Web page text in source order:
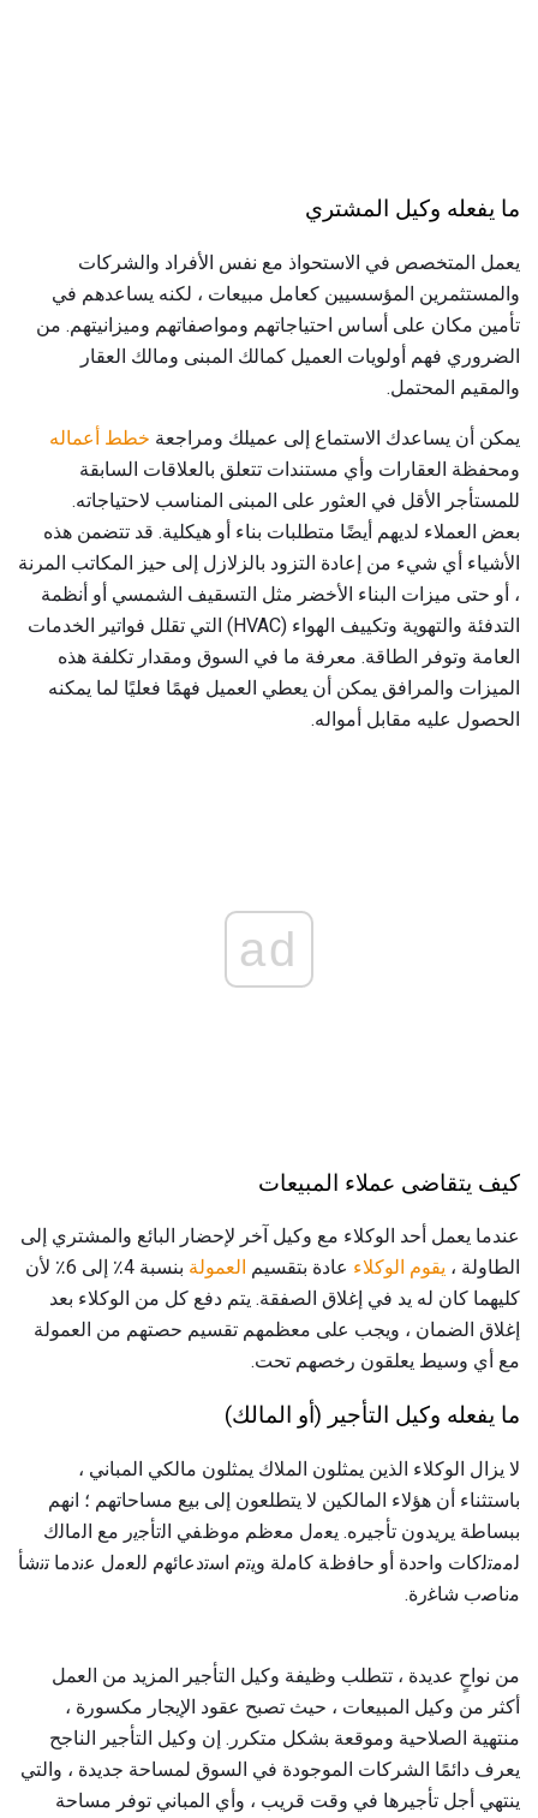
ما يفعله وكيل المشتري
يعمل المتخصص في الاستحواذ مع نفس الأفراد والشركات
والمستثمرين المؤسسيين كعامل مبيعات ، لكنه يساعدهم في
تأمين مكان على أساس احتياجاتهم ومواصفاتهم وميزانيتهم. من
الضروري فهم أولويات العميل كمالك المبنى ومالك العقار
والمقيم المحتمل.
يمكن أن يساعدك الاستماع إلى عميلك ومراجعة خطط أعماله
ومحفظة العقارات وأي مستندات تتعلق بالعلاقات السابقة
للمستأجر الأقل في العثور على المبنى المناسب لاحتياجاته.
بعض العملاء لديهم أيضًا متطلبات بناء أو هيكلية. قد تتضمن هذه
الأشياء أي شيء من إعادة التزود بالزلازل إلى حيز المكاتب المرنة
، أو حتى ميزات البناء الأخضر مثل التسقيف الشمسي أو أنظمة
التدفئة والتهوية وتكييف الهواء (HVAC) التي تقلل فواتير الخدمات
العامة وتوفر الطاقة. معرفة ما في السوق ومقدار تكلفة هذه
الميزات والمرافق يمكن أن يعطي العميل فهمًا فعليًا لما يمكنه
الحصول عليه مقابل أمواله.
ad
كيف يتقاضى عملاء المبيعات
عندما يعمل أحد الوكلاء مع وكيل آخر لإحضار البائع والمشتري إلى
الطاولة ، يقوم الوكلاء عادة بتقسيم العمولة
بنسبة 4٪ إلى 6٪ لأن
كليهما كان له يد في إغلاق الصفقة. يتم دفع كل من الوكلاء بعد
إغلاق الضمان ، ويجب على معظمهم تقسيم حصتهم من العمولة
مع أي وسيط يعلقون رخصهم تحت.
ما يفعله وكيل التأجير (أو المالك)
لا يزال الوكلاء الذين يمثلون الملاك يمثلون مالكي المباني ،
باستثناء أن هؤلاء المالكين لا يتطلعون إلى بيع مساحاتهم ؛ انهم
ببساطة يريدون تأجيره. ﯾﻌﻣل ﻣﻌظم ﻣوظﻔﻲ اﻟﺗﺄﺟﯾر ﻣﻊ اﻟﻣﺎﻟك
ﻟﻣﻣﺗﻟﮐﺎت واﺣدة أو ﺣﺎﻓظﺔ ﮐﺎﻣﻟﺔ وﯾﺗم اﺳﺗدﻋﺎﺋﮭم ﻟﻟﻌﻣل ﻋﻧدﻣﺎ ﺗﻧﺷﺄ
ﻣﻧﺎﺻب ﺷﺎﻏرة.
من نواحٍ عديدة ، تتطلب وظيفة وكيل التأجير المزيد من العمل
أكثر من وكيل المبيعات ، حيث تصبح عقود الإيجار مكسورة ،
منتهية الصلاحية وموقعة بشكل متكرر. إن وكيل التأجير الناجح
يعرف دائمًا الشركات الموجودة في السوق لمساحة جديدة ، والتي
ينتهي أجل تأجيرها في وقت قريب ، وأي المباني توفر مساحة